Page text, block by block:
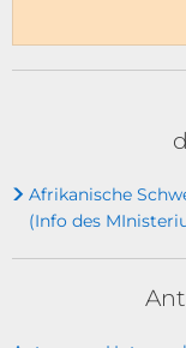
Afrikanische
(Info des